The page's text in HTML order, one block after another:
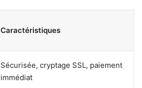
Caractéristiques
Sécurisée, cryptage SSL, paiement
immédiat